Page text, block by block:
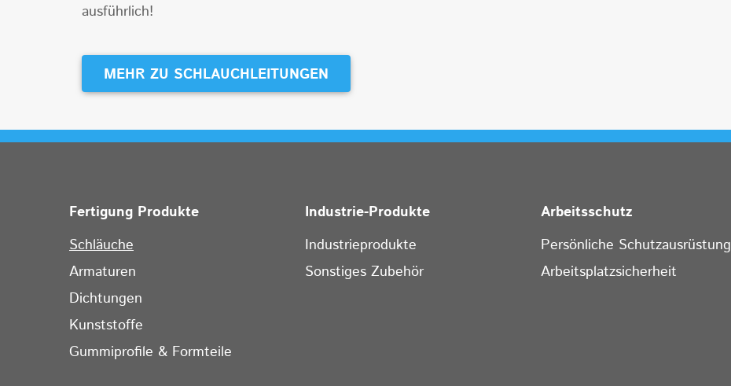
ausführlich!
MEHR ZU SCHLAUCHLEITUNGEN
Fertigung Produkte
Schläuche
Armaturen
Dichtungen
Kunststoffe
Gummiprofile & Formteile
Industrie-Produkte
Industrieprodukte
Sonstiges Zubehör
Arbeitsschutz
Persönliche Schutzausrüstung
Arbeitsplatzsicherheit